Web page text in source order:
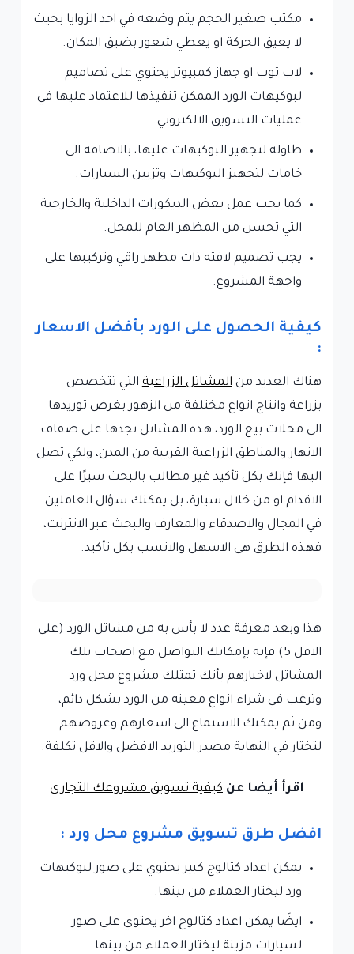
مكتب صغير الحجم يتم وضعه في احد الزوايا بحيث
لا يعيق الحركة او يعطي شعور بضيق المكان.
لاب توب او جهاز كمبيوتر يحتوي على تصاميم
لبوكيهات الورد الممكن تنفيذها للاعتماد عليها في
عمليات التسويق الالكتروني.
طاولة لتجهيز البوكيهات عليها، بالاضافة الى
خامات لتجهيز البوكيهات وتزيين السيارات.
كما يجب عمل بعض الديكورات الداخلية والخارجية
التي تحسن من المظهر العام للمحل.
يجب تصميم لافته ذات مظهر راقي وتركيبها على
واجهة المشروع.
كيفية الحصول على الورد بأفضل الاسعار
:
هناك العديد منالمشاتل الزراعيةالتي تتخصص
بزراعة وانتاج انواع مختلفة من الزهور بغرض توريدها
الى محلات بيع الورد، هذه المشاتل تجدها على ضفاف
الانهار والمناطق الزراعية القريبة من المدن، ولكي تصل
اليها فإنك بكل تأكيد غير مطالب بالبحث سيرًا على
الاقدام او من خلال سيارة، بل يمكنك سؤال العاملين
في المجال والاصدقاء والمعارف والبحث عبر الانترنت،
فهذه الطرق هى الاسهل والانسب بكل تأكيد.
هذا وبعد معرفة عدد لا بأس به من مشاتل الورد (على
الاقل 5) فإنه بإمكانك التواصل مع اصحاب تلك
المشاتل لاخبارهم بأنك تمتلك مشروع محل ورد
وترغب في شراء انواع معينه من الورد بشكل دائم،
ومن ثم يمكنك الاستماع الى اسعارهم وعروضهم
لتختار في النهاية مصدر التوريد الافضل والاقل تكلفة.
اقرأ أيضا عن كيفية تسويق مشروعك التجارى
افضل طرق تسويق مشروع محل ورد :
يمكن اعداد كتالوج كبير يحتوي على صور لبوكيهات
ورد ليختار العملاء من بينها.
ايضًا يمكن اعداد كتالوج اخر يحتوي علي صور
لسيارات مزينة ليختار العملاء من بينها.